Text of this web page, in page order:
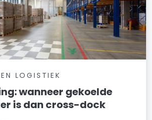
LOGISTIEK
wanneer gekoelde
is dan cross-dock